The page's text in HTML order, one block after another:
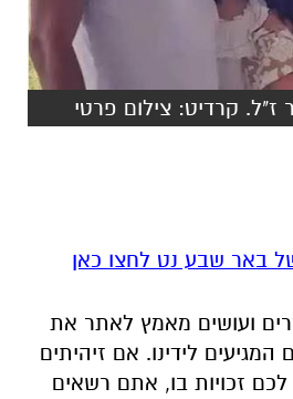
קרדיט: צילום פרטי
באר שבע נט לחצו כאן
ועושים מאמץ לאתר את
המגיעים לידינו. אם זיהיתים
לכם זכויות בו, אתם רשאים